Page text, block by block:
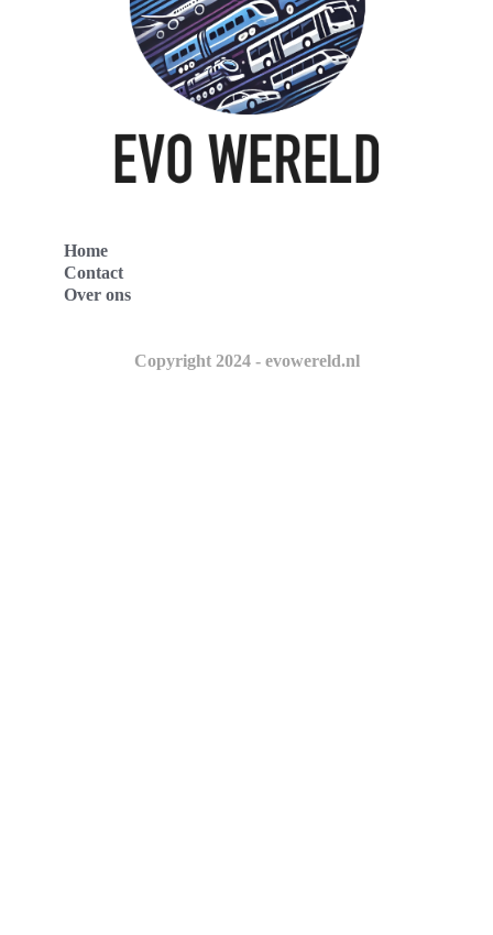
Home
Contact
Over ons
Copyright 2024 - evowereld.nl